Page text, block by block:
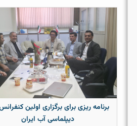
برنامه ریزی برای برگزاری اولین
دیپلماسی آب ایران